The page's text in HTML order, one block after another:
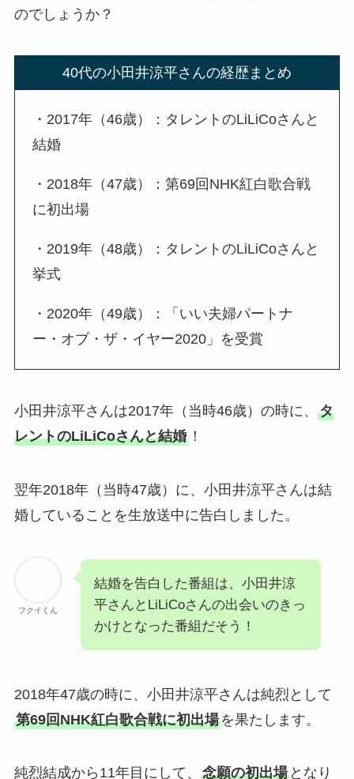
のでしょうか？
40代の小田井涼平さんの経歴まとめ
・2017年（46歳）：タレントのLiLiCoさんと
結婚
・2018年（47歳）：第69回NHK紅白歌合戦
に初出場
・2019年（48歳）：タレントのLiLiCoさんと
挙式
・2020年（49歳）：「いい夫婦パートナ
ー・オブ・ザ・イヤー2020」を受賞
小田井涼平さんは2017年（当時46歳）の時に、 タ
レントのLiLiCoさんと結婚！
翌年2018年（当時47歳）に、小田井涼平さんは結
婚していることを生放送中に告白しました。
フクイくん
結婚を告白した番組は、小田井涼
平さんとLiLiCoさんの出会いのきっ
かけとなった番組だそう！
2018年47歳の時に、小田井涼平さんは純烈として
第69回NHK紅白歌合戦に初出場を果たします。
純烈結成から11年目にして、 念願の初出場となり